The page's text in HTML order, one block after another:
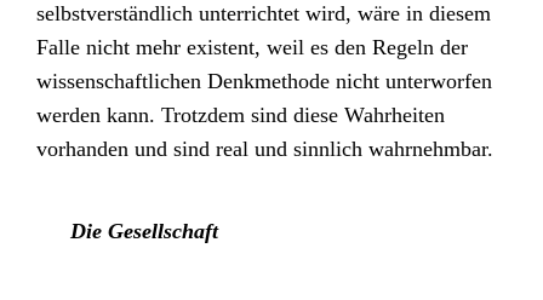
selbstverständlich unterrichtet wird, wäre in diesem
Falle nicht mehr existent, weil es den Regeln der
wissenschaftlichen Denkmethode nicht unterworfen
werden kann. Trotzdem sind diese Wahrheiten
vorhanden und sind real und sinnlich wahrnehmbar.
Die Gesellschaft